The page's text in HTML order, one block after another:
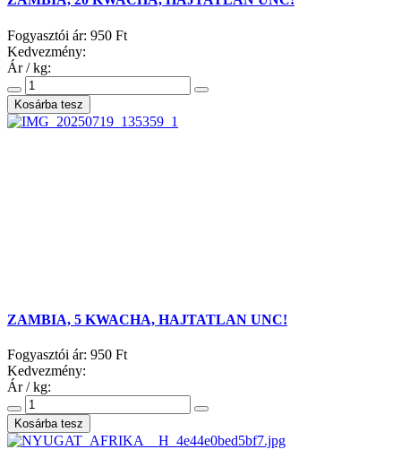
Fogyasztói ár: 950 Ft
Kedvezmény:
Ár / kg:
ZAMBIA, 5 KWACHA, HAJTATLAN UNC!
Fogyasztói ár: 950 Ft
Kedvezmény:
Ár / kg: